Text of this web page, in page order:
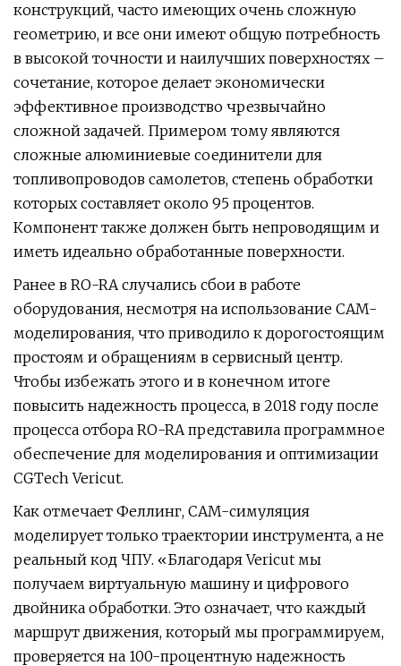
конструкций, часто имеющих очень сложную
геометрию, и все они имеют общую потребность
в высокой точности и наилучших поверхностях –
сочетание, которое делает экономически
эффективное производство чрезвычайно
сложной задачей. Примером тому являются
сложные алюминиевые соединители для
топливопроводов самолетов, степень обработки
которых составляет около 95 процентов.
Компонент также должен быть непроводящим и
иметь идеально обработанные поверхности.
Ранее в RO-RA случались сбои в работе
оборудования, несмотря на использование CAM-
моделирования, что приводило к дорогостоящим
простоям и обращениям в сервисный центр.
Чтобы избежать этого и в конечном итоге
повысить надежность процесса, в 2018 году после
процесса отбора RO-RA представила программное
обеспечение для моделирования и оптимизации
CGTech Vericut.
Как отмечает Феллинг, CAM-симуляция
моделирует только траектории инструмента, а не
реальный код ЧПУ. «Благодаря Vericut мы
получаем виртуальную машину и цифрового
двойника обработки. Это означает, что каждый
маршрут движения, который мы программируем,
проверяется на 100-процентную надежность